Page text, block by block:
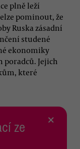
plně leží
pominout, že
Ruska zásadní
studené
ekonomiky
poradců. Jejich
které
ze
×